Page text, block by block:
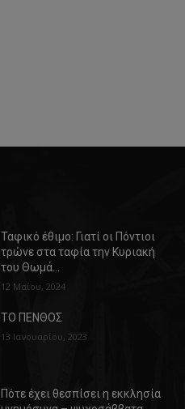
Ταφικό έθιμο: Γιατί οι Πόντιοι
τρώνε στα ταφία την Κυριακή
του Θωμά…
12 Μαΐου, 2024
ΤΟ ΠΕΝΘΟΣ
13 Ιανουαρίου, 2023
Πότε έχει θεσπίσει η εκκλησία